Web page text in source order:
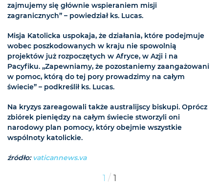
zajmujemy się głównie wspieraniem misji
zagranicznych” – powiedział ks. Lucas.
Misja Katolicka uspokaja, że działania, które podejmuje
wobec poszkodowanych w kraju nie spowolnią
projektów już rozpoczętych w Afryce, w Azji i na
Pacyfiku. „Zapewniamy, że pozostaniemy zaangażowani
w pomoc, którą do tej pory prowadzimy na całym
świecie” – podkreślił ks. Lucas.
Na kryzys zareagowali także australijscy biskupi. Oprócz
zbiórek pieniędzy na całym świecie stworzyli oni
narodowy plan pomocy, który obejmie wszystkie
wspólnoty katolickie.
źródło: vaticannews.va
1 / 1